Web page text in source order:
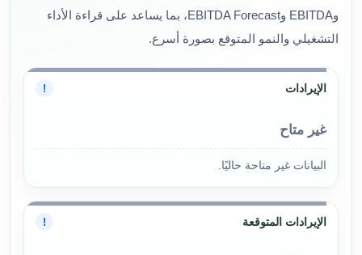
وEBITDA وEBITDA Forecast، بما يساعد على قراءة الأداء
التشغيلي والنمو المتوقع بصورة أسرع.
الإيرادات !
غير متاح
البيانات غير متاحة حاليًا.
الإيرادات المتوقعة !